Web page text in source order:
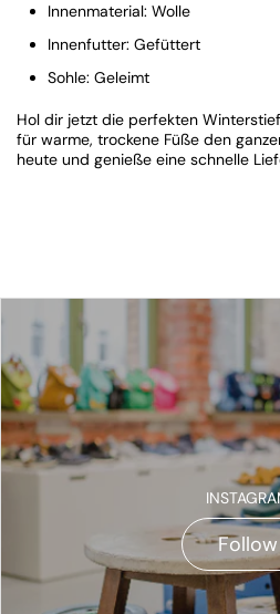
Innenmaterial: Wolle
Innenfutter: Gefüttert
Sohle: Geleimt
Hol dir jetzt die perfekten
für warme, trockene Füße den
heute und genieße eine schnelle
Follow